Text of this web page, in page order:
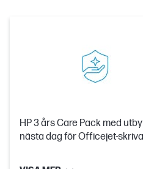
HP 3 års Care Pack med
nästa dag för Officejet-